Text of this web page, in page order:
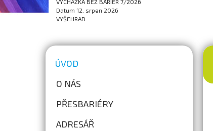
VYCHÁZKA BEZ BARIÉR 7/2026
Datum 12. srpen 2026
VYŠEHRAD
ÚVOD
O NÁS
PŘESBARIÉRY
ADRESÁŘ